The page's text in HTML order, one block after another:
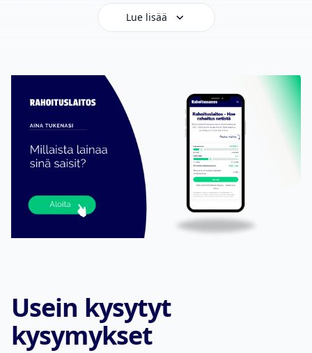
Lue lisää
Usein kysytyt
kysymykset